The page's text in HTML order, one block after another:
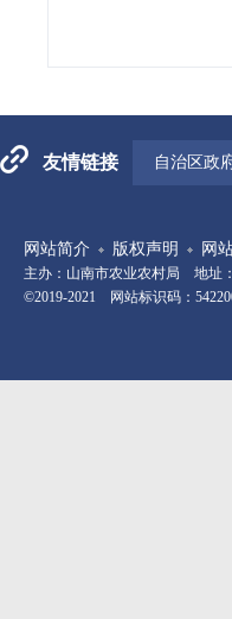
友情链接 自治区政
网站简介 版权声明 网
主办：山南市农业农村局 地址
©2019-2021 网站标识码：